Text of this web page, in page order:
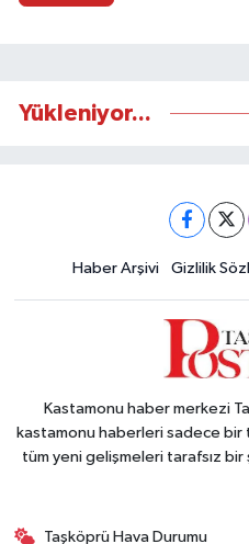
Yükleniyor...
Haber Arşivi Gizlilik
Kastamonu haber merkezi
kastamonu haberleri sadece bir
tüm yeni gelişmeleri tarafsız
Taşköprü Hava Durumu